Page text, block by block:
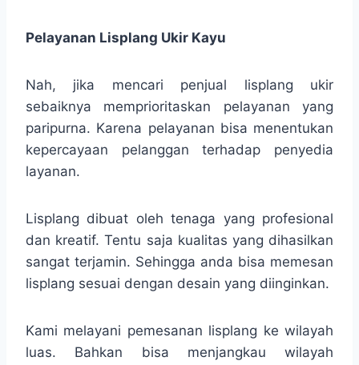
Pelayanan Lisplang Ukir Kayu
Nah, jika mencari penjual lisplang ukir
sebaiknya memprioritaskan pelayanan yang
paripurna. Karena pelayanan bisa menentukan
kepercayaan pelanggan terhadap penyedia
layanan.
Lisplang dibuat oleh tenaga yang profesional
dan kreatif. Tentu saja kualitas yang dihasilkan
sangat terjamin. Sehingga anda bisa memesan
lisplang sesuai dengan desain yang diinginkan.
Kami melayani pemesanan lisplang ke wilayah
luas. Bahkan bisa menjangkau wilayah